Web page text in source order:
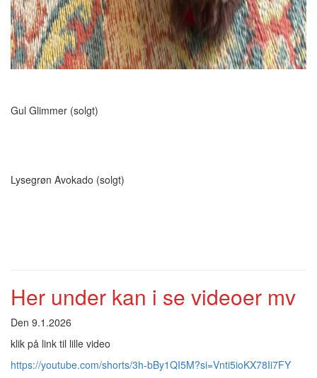
Gul Glimmer (solgt)
Lysegrøn Avokado (solgt)
Her under kan i se videoer mv
Den 9.1.2026
klik på link til lille video
https://youtube.com/shorts/3h-bBy1QI5M?si=Vnti5ioKX78Ii7FY